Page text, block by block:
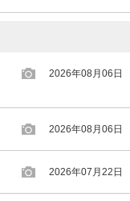
2026年08月06日
2026年08月06日
2026年07月22日